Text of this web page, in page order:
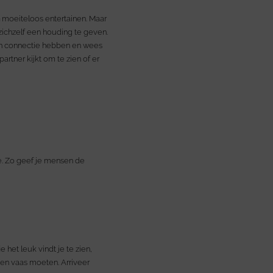
entertainen. Maar
een houding te geven.
connectie hebben en wees
kijkt om te zien of er
Zo geef je mensen de
het leuk vindt je te zien,
vaas moeten. Arriveer